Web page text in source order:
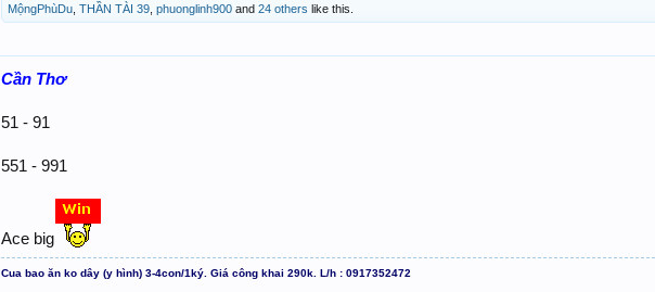
MộngPhùDu THẦN TÀI 39 phuonglinh900 and 24 others like this.
Cần Thơ
51 - 91
551 - 991
Ace big
Cua bao ăn ko dây (y hình) 3-4con/1ký. Giá công khai 290k. L/h : 0917352472